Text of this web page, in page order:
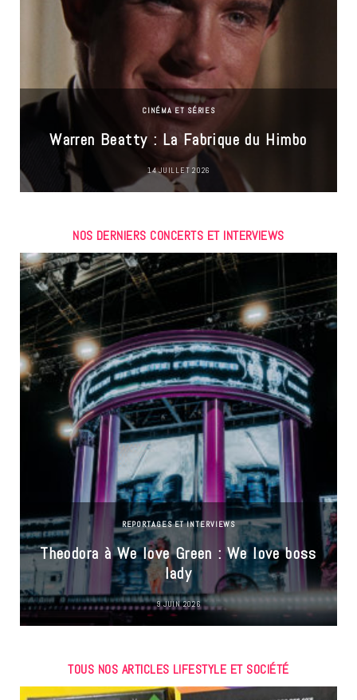
CINÉMA ET SÉRIES
Warren Beatty : La Fabrique du Himbo
14 JUILLET 2026
NOS DERNIERS CONCERTS ET INTERVIEWS
REPORTAGES ET INTERVIEWS
Theodora à We love Green : We love boss
lady
9 JUIN 2026
TOUS NOS ARTICLES LIFESTYLE ET SOCIÉTÉ